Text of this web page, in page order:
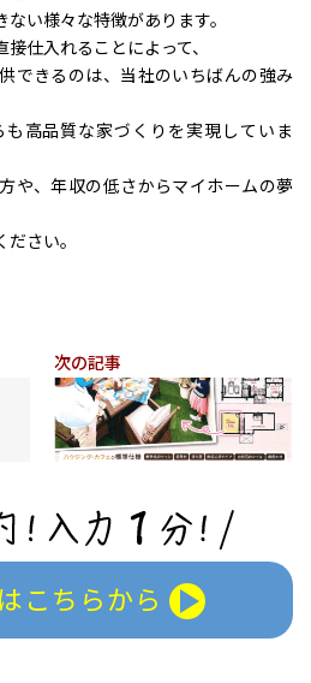
い様々な特徴があります。
仕入れることによって、
できるのは、当社のいちばんの強み
高品質な家づくりを実現していま
や、年収の低さからマイホームの夢
さい。
次の記事
こちらから